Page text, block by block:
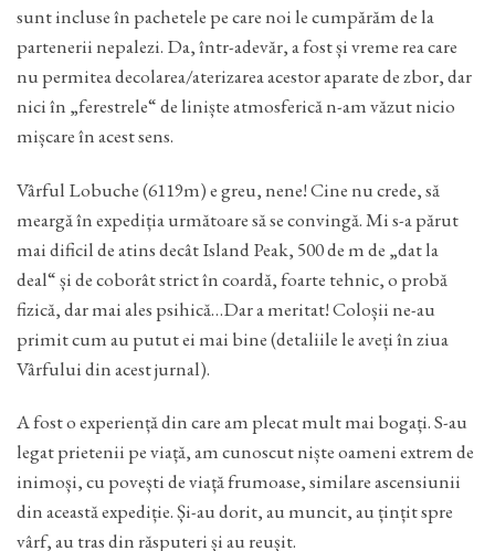
sunt incluse în pachetele pe care noi le cumpărăm de la
partenerii nepalezi. Da, într-adevăr, a fost și vreme rea care
nu permitea decolarea/aterizarea acestor aparate de zbor, dar
nici în „ferestrele“ de liniște atmosferică n-am văzut nicio
mișcare în acest sens.
Vârful Lobuche (6119m) e greu, nene! Cine nu crede, să
meargă în expediția următoare să se convingă. Mi s-a părut
mai dificil de atins decât Island Peak, 500 de m de „dat la
deal“ și de coborât strict în coardă, foarte tehnic, o probă
fizică, dar mai ales psihică…Dar a meritat! Coloșii ne-au
primit cum au putut ei mai bine (detaliile le aveți în ziua
Vârfului din acest jurnal).
A fost o experiență din care am plecat mult mai bogați. S-au
legat prietenii pe viață, am cunoscut niște oameni extrem de
inimoși, cu povești de viață frumoase, similare ascensiunii
din această expediție. Și-au dorit, au muncit, au țințit spre
vârf, au tras din răsputeri și au reușit.